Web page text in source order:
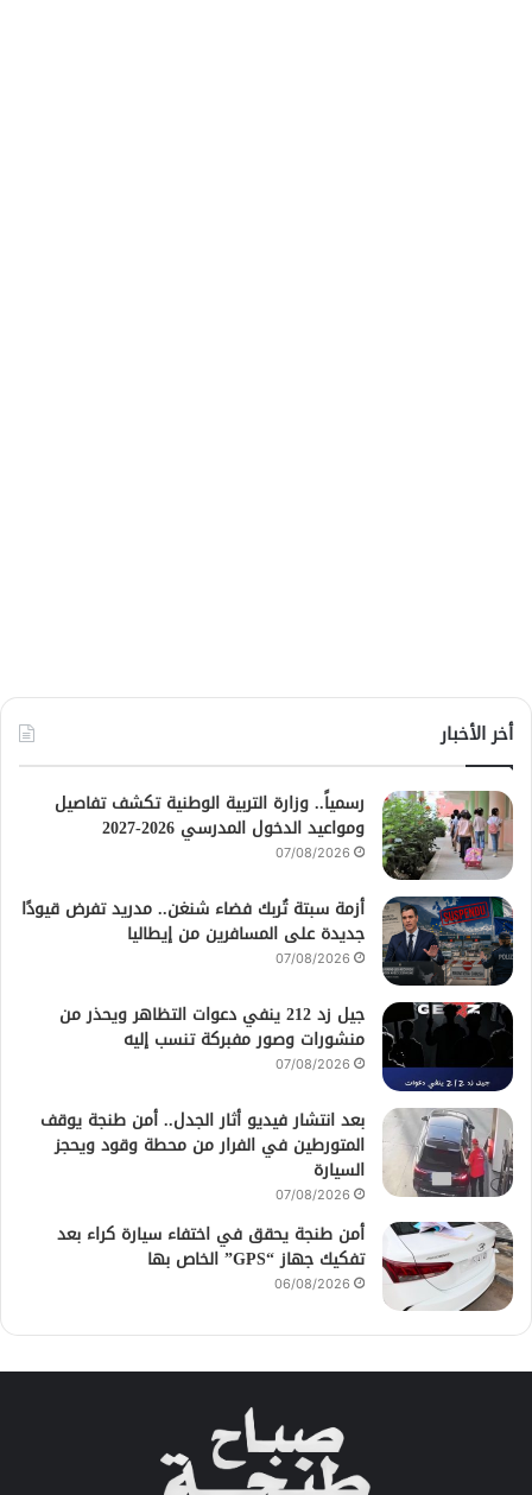
أخر الأخبار
رسمياً.. وزارة التربية الوطنية تكشف تفاصيل
ومواعيد الدخول المدرسي 2026-2027
07/08/2026
أزمة سبتة تُربك فضاء شنغن.. مدريد تفرض قيودًا
جديدة على المسافرين من إيطاليا
07/08/2026
جيل زد 212 ينفي دعوات التظاهر ويحذر من
منشورات وصور مفبركة تنسب إليه
07/08/2026
بعد انتشار فيديو أثار الجدل.. أمن طنجة يوقف
المتورطين في الفرار من محطة وقود ويحجز
السيارة
07/08/2026
أمن طنجة يحقق في اختفاء سيارة كراء بعد
تفكيك جهاز “GPS” الخاص بها
06/08/2026